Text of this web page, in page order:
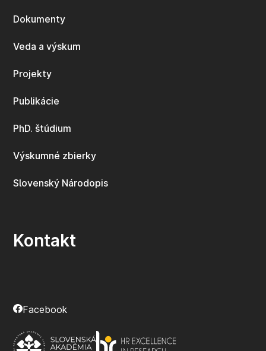
Dokumenty
Veda a výskum
Projekty
Publikácie
PhD. štúdium
Výskumné zbierky
Slovenský Národopis
Kontakt
Facebook